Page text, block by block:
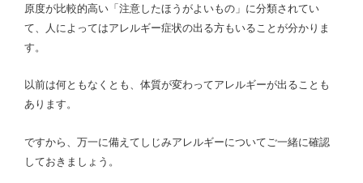
原度が比較的高い「注意したほうがよいもの」に分類されてい
て、人によってはアレルギー症状の出る方もいることが分かりま
す。
以前は何ともなくとも、体質が変わってアレルギーが出ることも
あります。
ですから、万一に備えてしじみアレルギーについてご一緒に確認
しておきましょう。